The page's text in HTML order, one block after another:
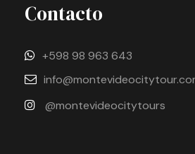
Contacto
+598 98 963 643
@montevideocitytours